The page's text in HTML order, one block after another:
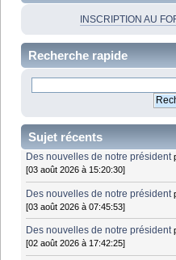
INSCRIPTION AU
Recherche rapide
Sujet récents
Des nouvelles de notre président
[03 août 2026 à 15:20:30]
Des nouvelles de notre président
[03 août 2026 à 07:45:53]
Des nouvelles de notre président
[02 août 2026 à 17:42:25]